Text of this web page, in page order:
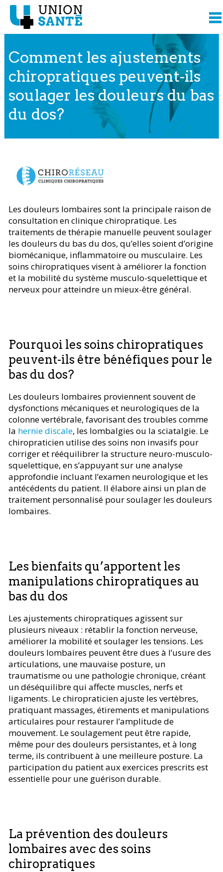
Comment les ajustements
chiropratiques peuvent-ils
soulager les douleurs du bas
du dos?
Les douleurs lombaires sont la principale raison de
consultation en clinique chiropratique. Les
traitements de thérapie manuelle peuvent soulager
les douleurs du bas du dos, qu’elles soient d’origine
biomécanique, inflammatoire ou musculaire. Les
soins chiropratiques visent à améliorer la fonction
et la mobilité du système musculo-squelettique et
nerveux pour atteindre un mieux-être général.
Pourquoi les soins chiropratiques
peuvent-ils être bénéfiques pour le
bas du dos?
Les douleurs lombaires proviennent souvent de
dysfonctions mécaniques et neurologiques de la
colonne vertébrale, favorisant des troubles comme
la hernie discale, les lombalgies ou la sciatalgie. Le
chiropraticien utilise des soins non invasifs pour
corriger et rééquilibrer la structure neuro-musculo-
squelettique, en s’appuyant sur une analyse
approfondie incluant l’examen neurologique et les
antécédents du patient. Il élabore ainsi un plan de
traitement personnalisé pour soulager les douleurs
lombaires.
Les bienfaits qu’apportent les
manipulations chiropratiques au
bas du dos
Les ajustements chiropratiques agissent sur
plusieurs niveaux : rétablir la fonction nerveuse,
améliorer la mobilité et soulager les tensions. Les
douleurs lombaires peuvent être dues à l’usure des
articulations, une mauvaise posture, un
traumatisme ou une pathologie chronique, créant
un déséquilibre qui affecte muscles, nerfs et
ligaments. Le chiropraticien ajuste les vertèbres,
pratiquant massages, étirements et manipulations
articulaires pour restaurer l’amplitude de
mouvement. Le soulagement peut être rapide,
même pour des douleurs persistantes, et à long
terme, ils contribuent à une meilleure posture. La
participation du patient aux exercices prescrits est
essentielle pour une guérison durable.
La prévention des douleurs
lombaires avec des soins
chiropratiques